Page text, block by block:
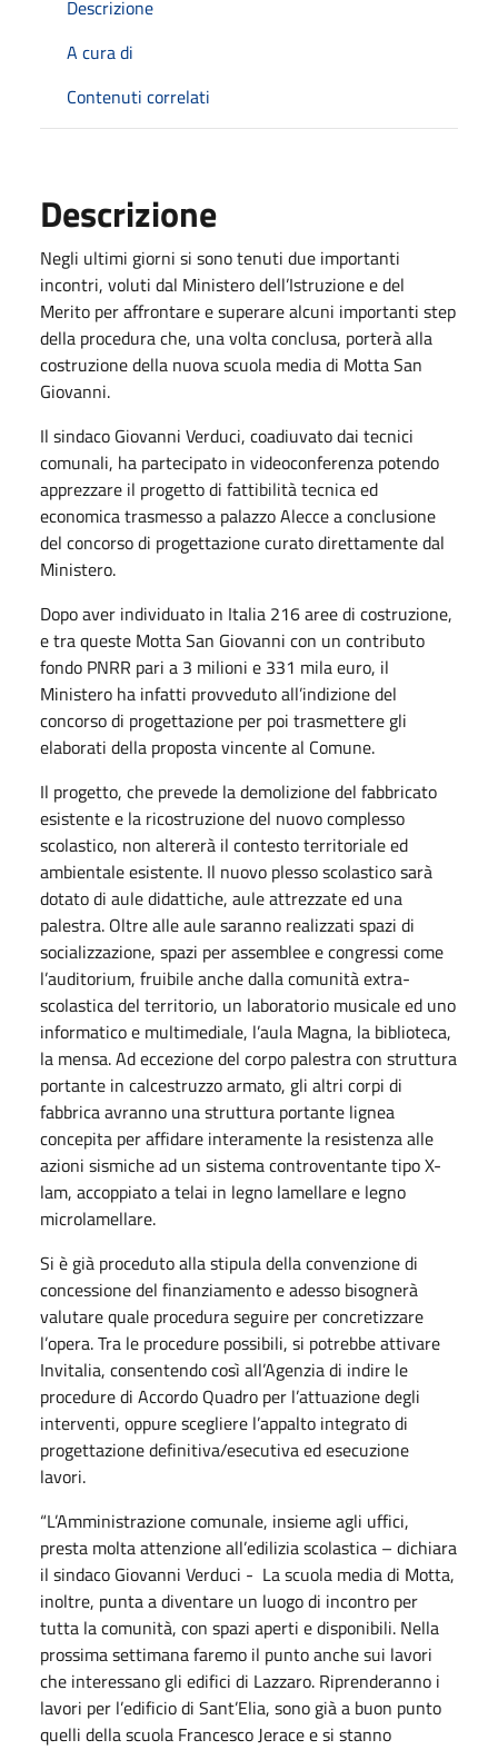
Descrizione
A cura di
Contenuti correlati
Descrizione
Negli ultimi giorni si sono tenuti due importanti
incontri, voluti dal Ministero dell’Istruzione e del
Merito per affrontare e superare alcuni importanti step
della procedura che, una volta conclusa, porterà alla
costruzione della nuova scuola media di Motta San
Giovanni.
Il sindaco Giovanni Verduci, coadiuvato dai tecnici
comunali, ha partecipato in videoconferenza potendo
apprezzare il progetto di fattibilità tecnica ed
economica trasmesso a palazzo Alecce a conclusione
del concorso di progettazione curato direttamente dal
Ministero.
Dopo aver individuato in Italia 216 aree di costruzione,
e tra queste Motta San Giovanni con un contributo
fondo PNRR pari a 3 milioni e 331 mila euro, il
Ministero ha infatti provveduto all’indizione del
concorso di progettazione per poi trasmettere gli
elaborati della proposta vincente al Comune.
Il progetto, che prevede la demolizione del fabbricato
esistente e la ricostruzione del nuovo complesso
scolastico, non altererà il contesto territoriale ed
ambientale esistente. Il nuovo plesso scolastico sarà
dotato di aule didattiche, aule attrezzate ed una
palestra. Oltre alle aule saranno realizzati spazi di
socializzazione, spazi per assemblee e congressi come
l’auditorium, fruibile anche dalla comunità extra-
scolastica del territorio, un laboratorio musicale ed uno
informatico e multimediale, l’aula Magna, la biblioteca,
la mensa. Ad eccezione del corpo palestra con struttura
portante in calcestruzzo armato, gli altri corpi di
fabbrica avranno una struttura portante lignea
concepita per affidare interamente la resistenza alle
azioni sismiche ad un sistema controventante tipo X-
lam, accoppiato a telai in legno lamellare e legno
microlamellare.
Si è già proceduto alla stipula della convenzione di
concessione del finanziamento e adesso bisognerà
valutare quale procedura seguire per concretizzare
l’opera. Tra le procedure possibili, si potrebbe attivare
Invitalia, consentendo così all’Agenzia di indire le
procedure di Accordo Quadro per l’attuazione degli
interventi, oppure scegliere l’appalto integrato di
progettazione definitiva/esecutiva ed esecuzione
lavori.
“L’Amministrazione comunale, insieme agli uffici,
presta molta attenzione all’edilizia scolastica – dichiara
il sindaco Giovanni Verduci - La scuola media di Motta,
inoltre, punta a diventare un luogo di incontro per
tutta la comunità, con spazi aperti e disponibili. Nella
prossima settimana faremo il punto anche sui lavori
che interessano gli edifici di Lazzaro. Riprenderanno i
lavori per l’edificio di Sant’Elia, sono già a buon punto
quelli della scuola Francesco Jerace e si stanno